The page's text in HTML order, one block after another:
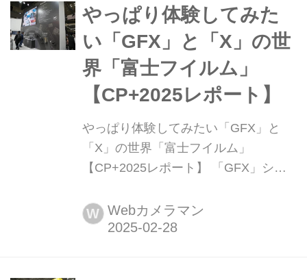
間耐久録画チャレンジも注目したい。
やっぱり体験してみた
い「GFX」と「X」の世
界「富士フイルム」
【CP+2025レポート】
やっぱり体験してみたい「GFX」と
「X」の世界「富士フイルム」
【CP+2025レポート】 「GFX」シリ
心をとらえる製品をリリースしている
富士フイルムのブースはやはり、タッ
W Webカメラマン